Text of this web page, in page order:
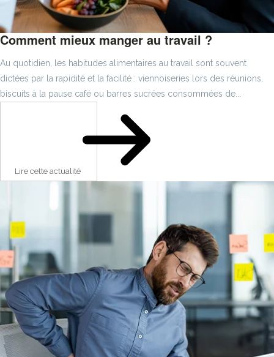
Comment mieux manger au travail ?
Au quotidien, les habitudes alimentaires au travail sont souvent
dictées par la rapidité et la facilité : viennoiseries lors des réunions,
biscuits à la pause café ou barres sucrées consommées de...
Lire cette actualité